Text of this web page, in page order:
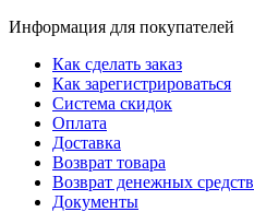
Информация для покупателей
Как сделать заказ
Как зарегистрироваться
Система скидок
Оплата
Доставка
Возврат товара
Возврат денежных средств
Документы